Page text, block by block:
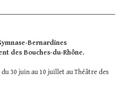
Bernardines
des Bouches-du-Rhône.
30 juin au 10 juillet au Théâtre des